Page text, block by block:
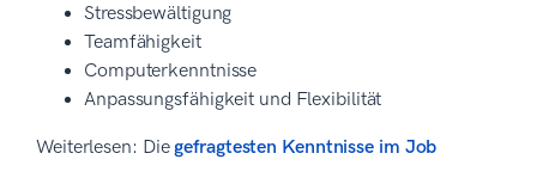
Stressbewältigung
Teamfähigkeit
Computerkenntnisse
Anpassungsfähigkeit und Flexibilität
Weiterlesen: Diegefragtesten Kenntnisse im Job